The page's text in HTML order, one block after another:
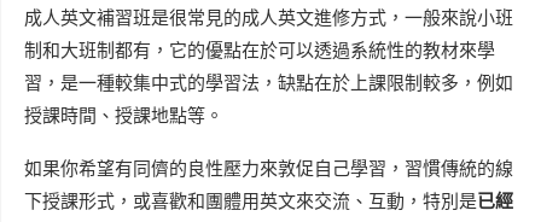
成人英文補習班是很常見的成人英文進修方式，一般來說小班
制和大班制都有，它的優點在於可以透過系統性的教材來學
習，是一種較集中式的學習法，缺點在於上課限制較多，例如
授課時間、授課地點等。
如果你希望有同儕的良性壓力來敦促自己學習，習慣傳統的線
下授課形式，或喜歡和團體用英文來交流、互動，特別是已經